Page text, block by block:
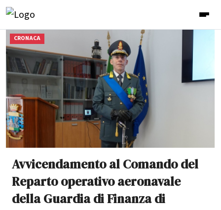
CRONACA
Avvicendamento al Comando del
Reparto operativo aeronavale
della Guardia di Finanza di